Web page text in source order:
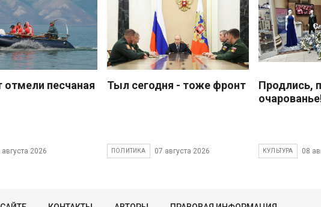
песчаная
августа 2026
Тыл сегодня - тоже фронт
ПОЛИТИКА 07 августа 2026
Продлись,
КУЛЬТУРА 08